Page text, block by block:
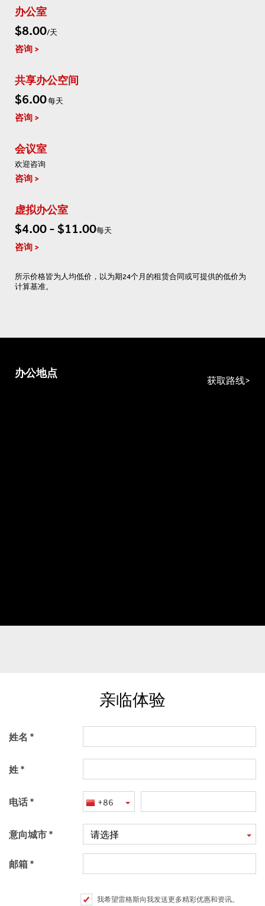
办公室
$8.00/天
咨询
共享办公空间
$6.00每天
咨询
会议室
欢迎咨询
咨询
虚拟办公室
$4.00 - $11.00每天
咨询
所示价格皆为人均低价，以为期24个月的租赁合同或可提供的低价为
计算基准。
办公地点
获取路线
亲临体验
姓名
姓
电话 +86
意向城市 请选择
邮箱
我希望雷格斯向我发送更多精彩优惠和资讯。